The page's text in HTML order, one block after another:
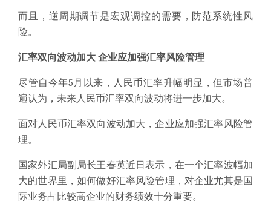
而且，逆周期调节是宏观调控的需要，防范系统性风
险。
汇率双向波动加大 企业应加强汇率风险管理
尽管自今年5月以来，人民币汇率升幅明显，但市场普
遍认为，未来人民币汇率双向波动将进一步加大。
面对人民币汇率双向波动加大，企业应加强汇率风险管
理。
国家外汇局副局长王春英近日表示，在一个汇率波幅加
大的世界里，如何做好汇率风险管理，对企业尤其是国
际业务占比较高企业的财务绩效十分重要。